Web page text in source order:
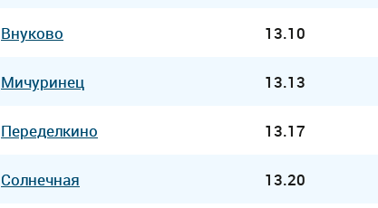
Внуково 13.10
Мичуринец 13.13
Переделкино 13.17
Солнечная 13.20